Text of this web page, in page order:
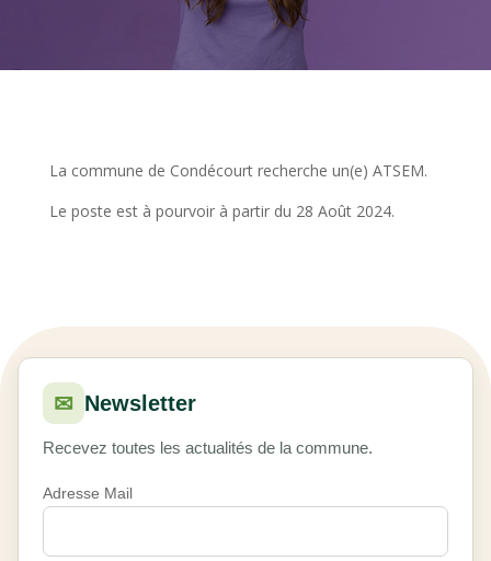
La commune de Condécourt recherche un(e) ATSEM.
Le poste est à pourvoir à partir du 28 Août 2024.
✉ Newsletter
Recevez toutes les actualités de la commune.
Adresse Mail